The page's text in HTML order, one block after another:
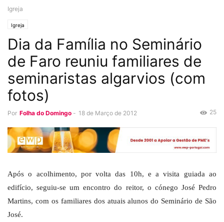
Igreja
Igreja
Dia da Família no Seminário
de Faro reuniu familiares de
seminaristas algarvios (com
fotos)
Por Folha do Domingo - 18 de Março de 2012 25
Após o acolhimento, por volta das 10h, e a visita guiada ao
edifício, seguiu-se um encontro do reitor, o cónego José Pedro
Martins, com os familiares dos atuais alunos do Seminário de São
José.